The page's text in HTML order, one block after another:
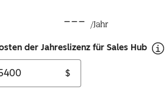
--- /Jahr
der Jahreslizenz für Sales Hub
$